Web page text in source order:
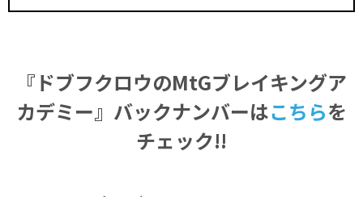
『ドブフクロウのMtGブレイキングア
カデミー』バックナンバーはこちらを
チェック!!